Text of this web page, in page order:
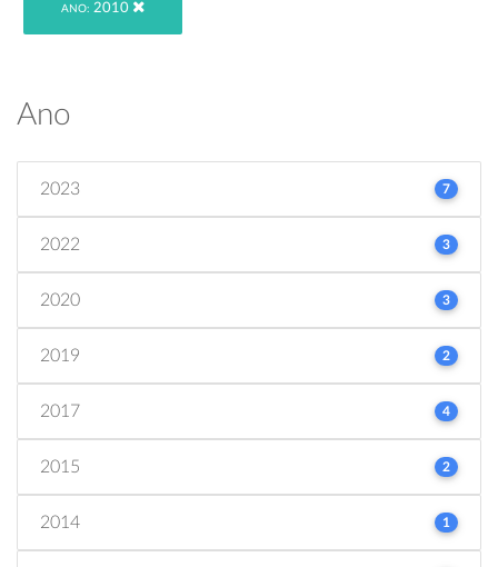
ANO: 2010
Ano
2023 7
2022 3
2020 3
2019 2
2017 4
2015 2
2014 1